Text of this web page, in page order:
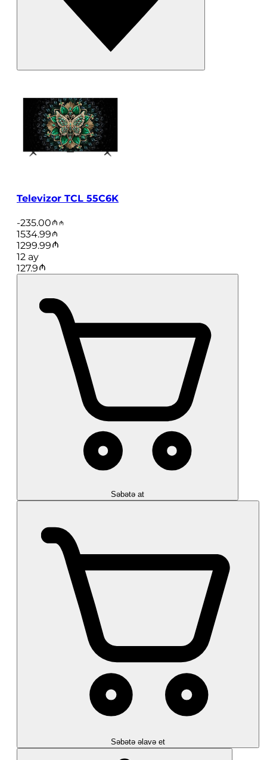
Televizor TCL 55C6K
-235.00
1534.99
1299.99
12 ay
127.9
Səbətə at
Səbətə əlavə et